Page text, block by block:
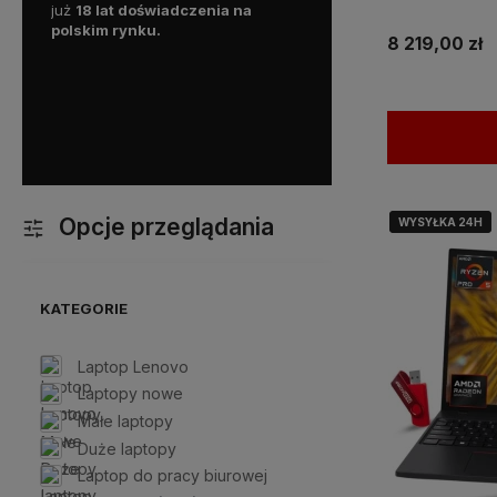
już 18 lat doświadczenia na
polskim rynku.
optymalnego sprzętu, oraz
liczyć na ekspresową i
Opcje przeglądania
KATEGORIE
Laptop Lenovo
Laptopy nowe
Małe laptopy
Duże laptopy
Laptop do pracy biurowej
8 219,00 zł
WYSYŁKA 24H
WYSYŁKA 24H